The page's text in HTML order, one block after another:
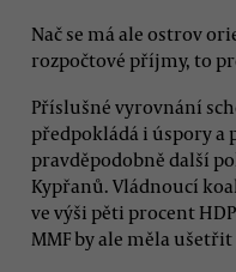
Nač se má ale ostrov
rozpočtové příjmy, to
Příslušné vyrovnání
předpokládá i úspory a
pravděpodobně další
Kypřanů. Vládnoucí
ve výši pěti procent
MMF by ale měla